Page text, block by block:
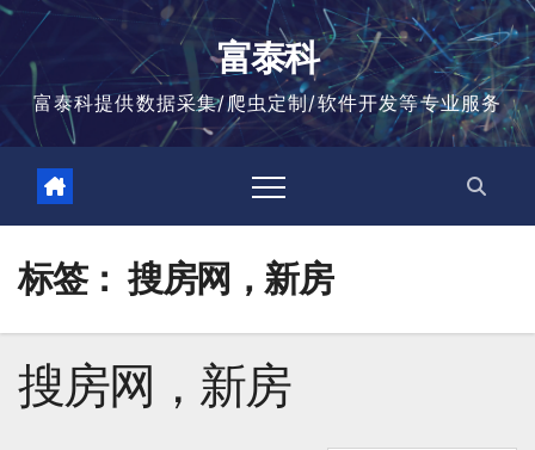
跳
富泰科
富泰科提供数据采集/爬虫定制/软件开发等专业服务
标签：搜房网，新房
搜房网，新房